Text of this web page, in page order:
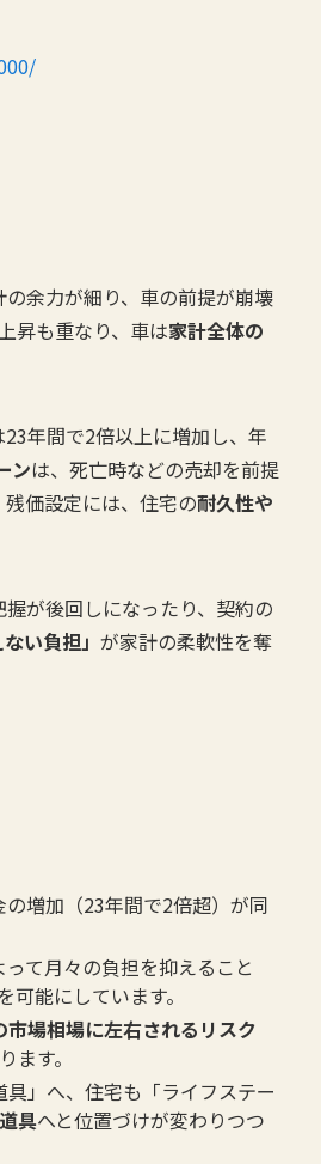
余力が細り、車の前提が崩壊
昇も重なり、車は家計全体の
年間で2倍以上に増加し、年
ンは、死亡時などの売却を前提
価設定には、住宅の耐久性や
が後回しになったり、契約の
ない負担」が家計の柔軟性を奪
増加（23年間で2倍超）が同
て月々の負担を抑えること
可能にしています。
市場相場に左右されるリスク
ます。
」へ、住宅も「ライフステー
具へと位置づけが変わりつつ